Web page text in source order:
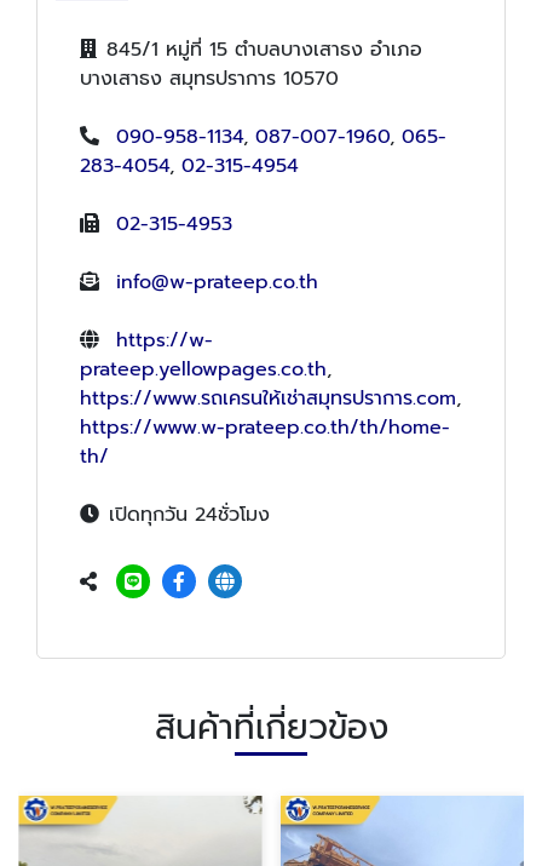
845/1 หมู่ที่ 15 ตำบลบางเสาธง อำเภอ
บางเสาธง สมุทรปราการ 10570
090-958-1134, 087-007-1960, 065-
283-4054, 02-315-4954
02-315-4953
info@w-prateep.co.th
https://w-
prateep.yellowpages.co.th,
https://www.รถเครนให้เช่าสมุทรปราการ.com,
https://www.w-prateep.co.th/th/home-
th/
เปิดทุกวัน 24ชั่วโมง
สินค้าที่เกี่ยวข้อง